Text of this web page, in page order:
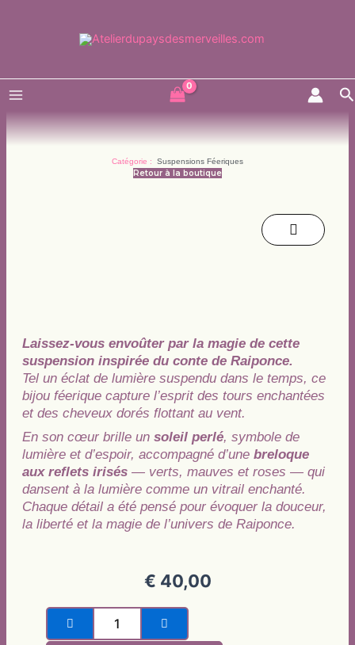
Catégorie : Suspensions Féeriques
Retour à la boutique
Laissez-vous envoûter par la magie de cette
suspension inspirée du conte de Raiponce.
Tel un éclat de lumière suspendu dans le temps, ce
bijou féerique capture l’esprit des tours enchantées
et des cheveux dorés flottant au vent.
En son cœur brille un soleil perlé, symbole de
lumière et d’espoir, accompagné d’une breloque
aux reflets irisés— verts, mauves et roses — qui
dansent à la lumière comme un vitrail enchanté.
Chaque détail a été pensé pour évoquer la douceur,
la liberté et la magie de l’univers de Raiponce.
€ 40,00